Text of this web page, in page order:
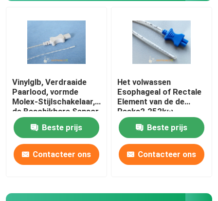
Vinylglb, Verdraaide
Paarlood, vormde
Molex-Stijlschakelaar,
de Beschikbare Sensor
van de het Algemene
Doel Medische
Temperatuur van
2.252K
Beste prijs
Contacteer ons
Het volwassen
Esophageal of Rectale
Element van de de
Reeks2.252kω
Thermistor van
Temperatuursondes
HF 401
Beste prijs
Contacteer ons